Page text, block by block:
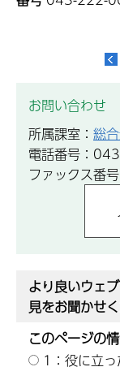
お問い合わせ
所属課室： 総
電話番号：
ファックス番
より良いウェ
見をお聞かせ
このページの
1：役に立っ